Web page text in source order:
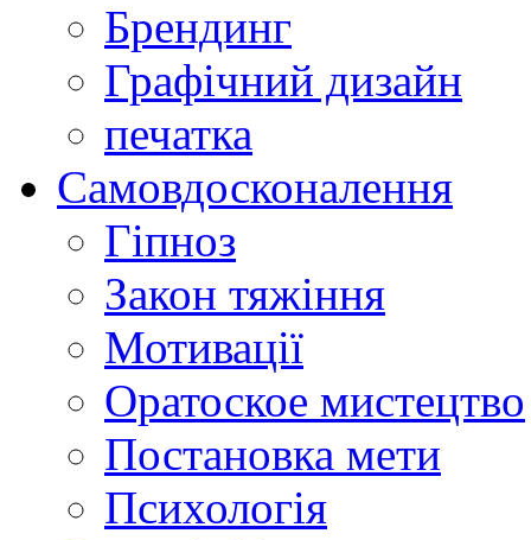
Брендинг
Графічний дизайн
печатка
Самовдосконалення
Гіпноз
Закон тяжіння
Мотивації
Оратоское мистецтво
Постановка мети
Психологія